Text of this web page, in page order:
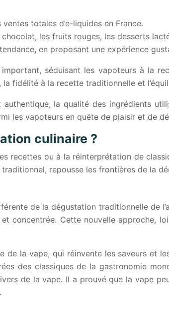
totales d’e-liquides en France.
les fruits rouges, les desserts
en proposant une expérience
séduisant les vapoteurs à la
fidélité à la recette traditionnelle et
la qualité des ingrédients
les vapoteurs en quête de plaisir et de
culinaire ?
recettes ou à la réinterprétation de
repousse les frontières de la
de la dégustation traditionnelle de
concentrée. Cette nouvelle approche,
de la vape, qui réinvente les saveurs et
des classiques de la gastronomie
de la vape. Il a prouvé que la vape